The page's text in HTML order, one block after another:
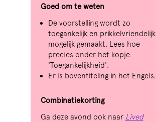
Goed om te weten
De voorstelling wordt zo
toegankelijk en prikkelvriendelijk
mogelijk gemaakt. Lees hoe
precies onder het kopje
'Toegankelijkheid'.
Er is boventiteling in het Engels.
Combinatiekorting
Ga deze avond ook naar Lived